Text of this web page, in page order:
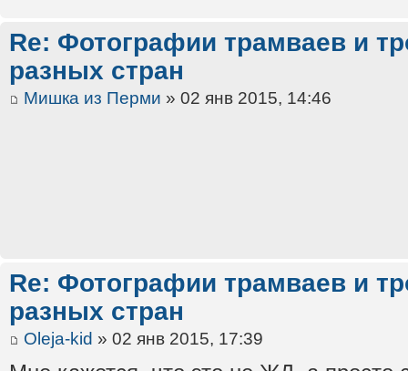
Re: Фотографии трамваев и
разных стран
Мишка из Перми » 02 янв 2015, 14:46
Re: Фотографии трамваев и
разных стран
Oleja-kid » 02 янв 2015, 17:39